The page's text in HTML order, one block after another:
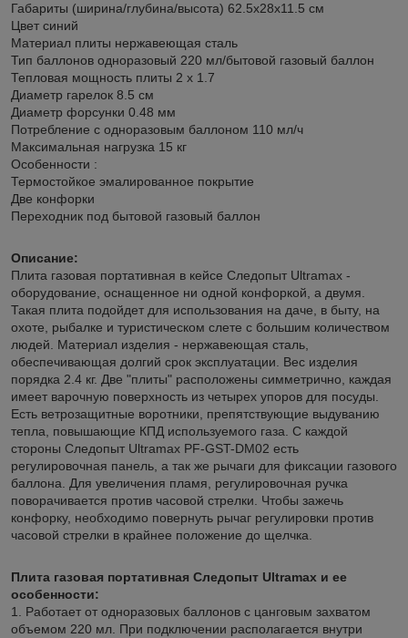
Габариты (ширина/глубина/высота) 62.5х28х11.5 см
Цвет синий
Материал плиты нержавеющая сталь
Тип баллонов одноразовый 220 мл/бытовой газовый баллон
Тепловая мощность плиты 2 х 1.7
Диаметр гарелок 8.5 см
Диаметр форсунки 0.48 мм
Потребление с одноразовым баллоном 110 мл/ч
Максимальная нагрузка 15 кг
Особенности :
Термостойкое эмалированное покрытие
Две конфорки
Переходник под бытовой газовый баллон
Описание:
Плита газовая портативная в кейсе Следопыт Ultramax -
оборудование, оснащенное ни одной конфоркой, а двумя.
Такая плита подойдет для использования на даче, в быту, на
охоте, рыбалке и туристическом слете с большим количеством
людей. Материал изделия - нержавеющая сталь,
обеспечивающая долгий срок эксплуатации. Вес изделия
порядка 2.4 кг. Две "плиты" расположены симметрично, каждая
имеет варочную поверхность из четырех упоров для посуды.
Есть ветрозащитные воротники, препятствующие выдуванию
тепла, повышающие КПД используемого газа. С каждой
стороны Следопыт Ultramax PF-GST-DM02 есть
регулировочная панель, а так же рычаги для фиксации газового
баллона. Для увеличения пламя, регулировочная ручка
поворачивается против часовой стрелки. Чтобы зажечь
конфорку, необходимо повернуть рычаг регулировки против
часовой стрелки в крайнее положение до щелчка.
Плита газовая портативная Следопыт Ultramax и ее
особенности:
1. Работает от одноразовых баллонов с цанговым захватом
объемом 220 мл. При подключении располагается внутри